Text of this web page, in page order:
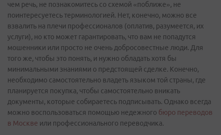
чем речь, не познакомитесь со схемой «поближе», не
поинтересуетесь терминологией. Нет, конечно, можно все
взвалить на плечи профессионалов (оплатив, разумеется, их
услуги), но кто может гарантировать, что вам не попадутся
мошенники или просто не очень добросовестные люди. Для
того же, чтобы это понять, и нужно обладать хотя бы
минимальными знаниями о предстоящей сделке. Конечно,
необходимо самостоятельно владеть языком той страны, где
планируется покупка, чтобы самостоятельно вникать
документы, которые собираетесь подписывать. Однако всегда
можно воспользоваться помощью недежного бюро переводов
в Москве или профессионального переводчика.